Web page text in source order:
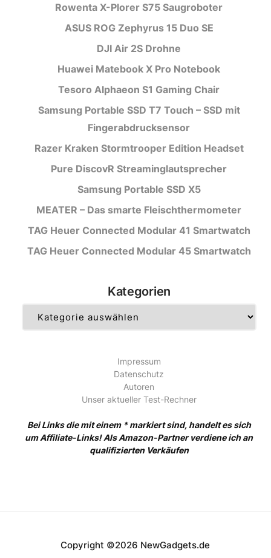
Rowenta X-Plorer S75 Saugroboter
ASUS ROG Zephyrus 15 Duo SE
DJI Air 2S Drohne
Huawei Matebook X Pro Notebook
Tesoro Alphaeon S1 Gaming Chair
Samsung Portable SSD T7 Touch – SSD mit
Fingerabdrucksensor
Razer Kraken Stormtrooper Edition Headset
Pure DiscovR Streaminglautsprecher
Samsung Portable SSD X5
MEATER – Das smarte Fleischthermometer
TAG Heuer Connected Modular 41 Smartwatch
TAG Heuer Connected Modular 45 Smartwatch
Kategorien
Impressum
Datenschutz
Autoren
Unser aktueller Test-Rechner
Bei Links die mit einem * markiert sind, handelt es sich
um Affiliate-Links! Als Amazon-Partner verdiene ich an
qualifizierten Verkäufen
Copyright ©2026 NewGadgets.de